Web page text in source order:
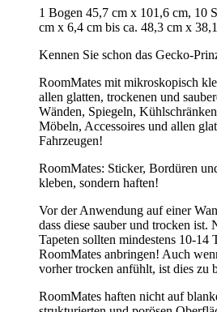
1 Bogen 45,7 cm x 101,6 cm, 10
cm x 6,4 cm bis ca. 48,3 cm x
Kennen Sie schon das Gecko-
RoomMates mit mikroskopisch
allen glatten, trockenen und
Wänden, Spiegeln,
Möbeln, Accessoires und allen
Fahrzeugen!
RoomMates: Sticker, Bordüren
kleben, sondern haften!
Vor der Anwendung auf einer
dass diese sauber und trocken ist.
Tapeten sollten mindestens 10-14
RoomMates anbringen! Auch
vorher trocken anfühlt, ist dies zu
RoomMates haften nicht auf